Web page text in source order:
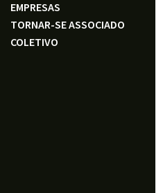
EMPRESAS
TORNAR-SE ASSOCIADO
COLETIVO